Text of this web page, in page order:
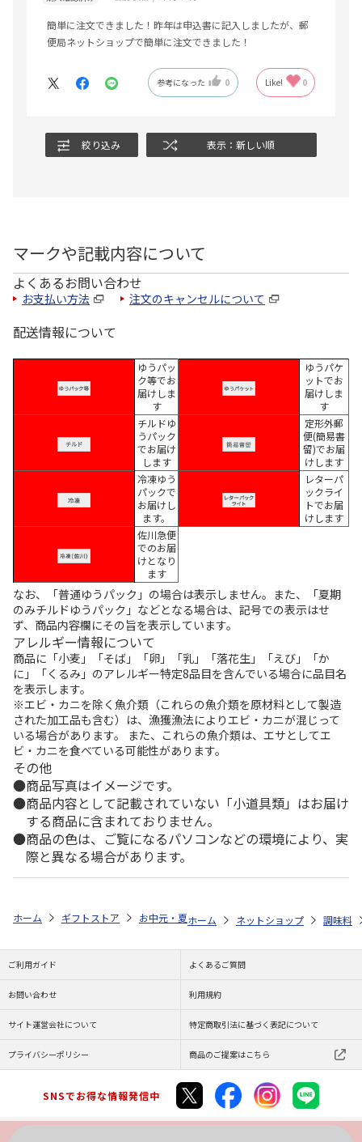
簡単に注文できました！昨年は申込書に記入しましたが、郵
便局ネットショップで簡単に注文できました！
参考になった 0 Like! 0
絞り込み 表示：新しい順
マークや記載内容について
よくあるお問い合わせ
お支払い方法 注文のキャンセルについて
配送情報について
ゆうパッ
ク等でお
届けしま
す
ゆうパケ
ットでお
届けしま
す
チルドゆ
うパック
でお届け
します
定形外郵
便(簡易書
留)でお届
けします
冷凍ゆう
パックで
お届けし
ます。
レターパ
ックライ
トでお届
けします
佐川急便
でのお届
けとなり
ます
なお、「普通ゆうパック」の場合は表示しません。また、「夏期
のみチルドゆうパック」などとなる場合は、記号での表示はせ
ず、商品内容欄にその旨を表示しています。
アレルギー情報について
商品に「小麦」「そば」「卵」「乳」「落花生」「えび」「か
に」「くるみ」のアレルギー特定8品目を含んでいる場合に品目名
を表示します。
※エビ・カニを除く魚介類（これらの魚介類を原材料として製造
された加工品も含む）は、漁獲漁法によりエビ・カニが混じって
いる場合があります。 また、これらの魚介類は、エサとしてエ
ビ・カニを食べている可能性があります。
その他
商品写真はイメージです。
商品内容として記載されていない「小道具類」はお届け
する商品に含まれておりません。
商品の色は、ご覧になるパソコンなどの環境により、実
際と異なる場合があります。
ホーム ギフトストア お中元・夏ギフト特集 2026 ゆうゆうギフト
ホーム ネットショップ 調味料
ご利用ガイド よくあるご質問
お問い合わせ 利用規約
サイト運営会社について 特定商取引法に基づく表記について
プライバシーポリシー 商品のご提案はこちら
SNSでお得な情報発信中